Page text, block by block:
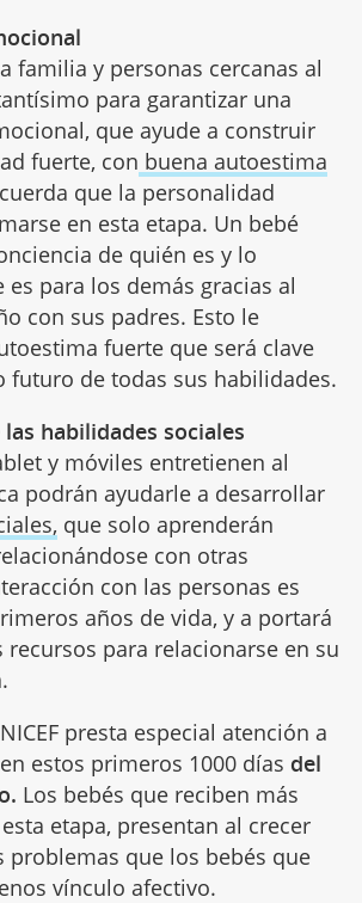
familia y personas cercanas al
para garantizar una
que ayude a construir
fuerte, con buena autoestima
que la personalidad
en esta etapa. Un bebé
de quién es y lo
para los demás gracias al
con sus padres. Esto le
fuerte que será clave
futuro de todas sus habilidades.
habilidades sociales
y móviles entretienen al
podrán ayudarle a desarrollar
que solo aprenderán
con otras
con las personas es
años de vida, y a portará
recursos para relacionarse en su
presta especial atención a
estos primeros 1000 días del
Los bebés que reciben más
etapa, presentan al crecer
problemas que los bebés que
vínculo afectivo.